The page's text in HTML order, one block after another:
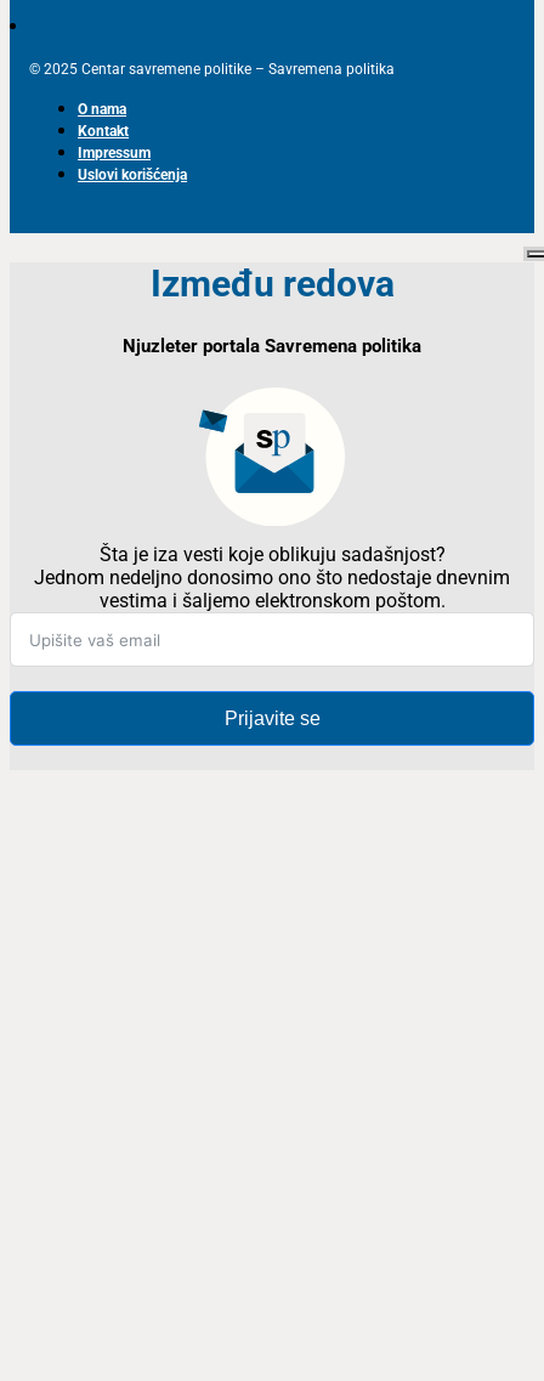
© 2025 Centar savremene politike – Savremena politika
O nama
Kontakt
Impressum
Uslovi korišćenja
Između redova
Njuzleter portala Savremena politika
Šta je iza vesti koje oblikuju sadašnjost?
Jednom nedeljno donosimo ono što nedostaje dnevnim
vestima i šaljemo elektronskom poštom.
Prijavite se